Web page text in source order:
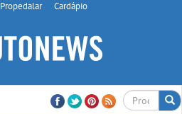
Propedalar Cardápio